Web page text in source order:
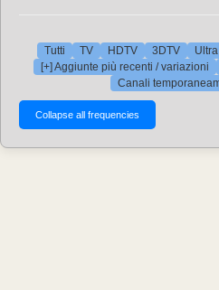
Tutti TV HDTV 3DTV
[+] Aggiunte più recenti / variazioni
Canali